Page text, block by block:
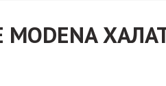
MODENA